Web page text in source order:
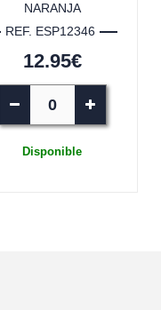
NARANJA
REF. ESP12346
12.95€
Disponible